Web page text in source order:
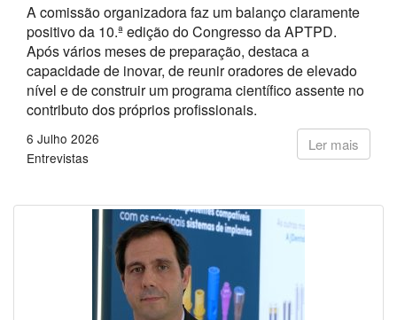
A comissão organizadora faz um balanço claramente
positivo da 10.ª edição do Congresso da APTPD.
Após vários meses de preparação, destaca a
capacidade de inovar, de reunir oradores de elevado
nível e de construir um programa científico assente no
contributo dos próprios profissionais.
Ler mais
6 Julho 2026
Entrevistas